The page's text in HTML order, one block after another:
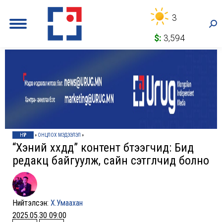
3
$: 3,594
НҮҮР » ОНЦЛОХ МЭДЭЭЛЭЛ »
“Хэний хүүхдүүд” контент бүтээгчид: Бид
редакц байгуулж, сайн сэтгүүлчид болно
Нийтэлсэн: Х.Умаахан
2025.05.30 09:00